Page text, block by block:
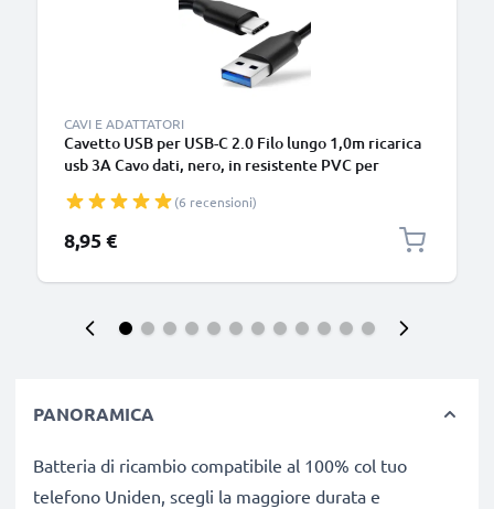
CAVI E ADATTATORI
Cavetto USB per USB-C 2.0 Filo lungo 1,0m ricarica
usb 3A Cavo dati, nero, in resistente PVC per
fotocamera Canon, Panasonic Lumix, Sony
connettore tipo C
(6 recensioni)
8,95 €
PANORAMICA
Batteria di ricambio compatibile al 100% col tuo
telefono Uniden, scegli la maggiore durata e